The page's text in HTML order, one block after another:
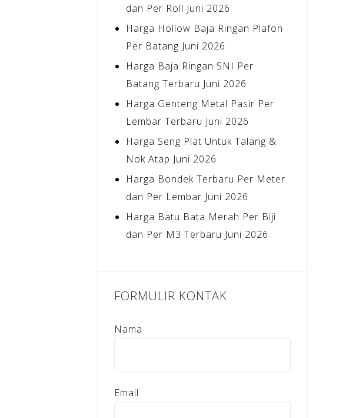
dan Per Roll Juni 2026
Harga Hollow Baja Ringan Plafon
Per Batang Juni 2026
Harga Baja Ringan SNI Per
Batang Terbaru Juni 2026
Harga Genteng Metal Pasir Per
Lembar Terbaru Juni 2026
Harga Seng Plat Untuk Talang &
Nok Atap Juni 2026
Harga Bondek Terbaru Per Meter
dan Per Lembar Juni 2026
Harga Batu Bata Merah Per Biji
dan Per M3 Terbaru Juni 2026
FORMULIR KONTAK
Nama
Email